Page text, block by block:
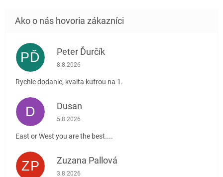
PĎ Peter Ďurčík
Hodnotenie obchodu je 5 z 5 hviezdičiek.
8.8.2026
Rychle dodanie, kvalta kufrou na 1.
D Dusan
Hodnotenie obchodu je 5 z 5 hviezdičiek.
5.8.2026
East or West you are the best....
ZP Zuzana Pallová
Hodnotenie obchodu je 5 z 5 hviezdičiek.
3.8.2026